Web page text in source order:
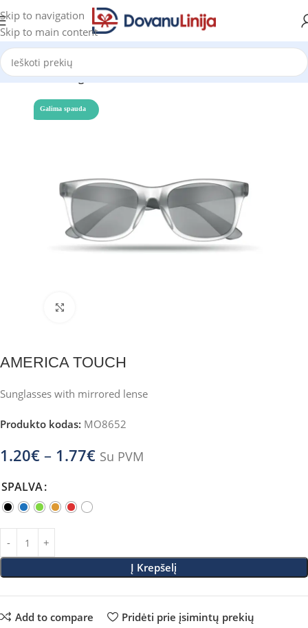
Skip to navigation
Skip to main content
Pradžia Katalogas
Galima spauda
AMERICA TOUCH
Sunglasses with mirrored lense
Produkto kodas: MO8652
1.20€ – 1.77€ Su PVM
SPALVA
Į Krepšelį
Add to compare Pridėti prie įsimintų prekių